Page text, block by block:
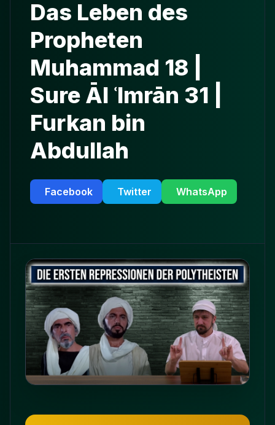
Das Leben des
Propheten
Muhammad 18 |
Sure Āl ʿImrān 31 |
Furkan bin
Abdullah
Facebook Twitter WhatsApp